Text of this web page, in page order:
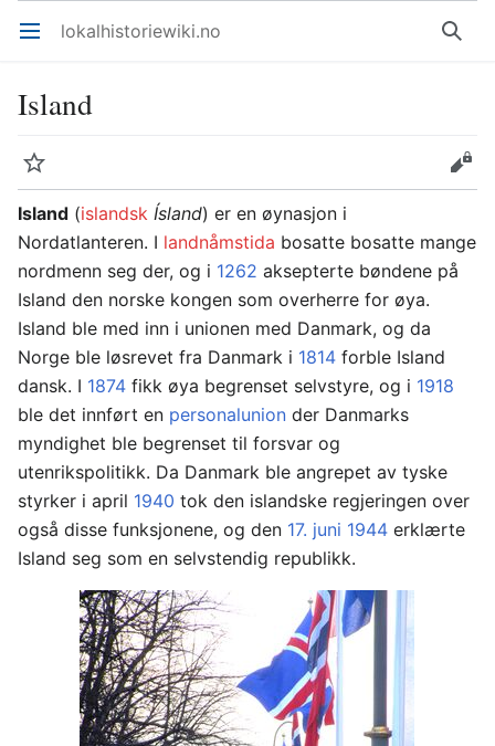
Åpne hovedmenyen lokalhistoriewiki.no Søk
Island
Overvåk
Rediger
Island (islandsk Ísland) er en øynasjon i
Nordatlanteren. I landnåmstida bosatte bosatte mange
nordmenn seg der, og i 1262 aksepterte bøndene på
Island den norske kongen som overherre for øya.
Island ble med inn i unionen med Danmark, og da
Norge ble løsrevet fra Danmark i 1814 forble Island
dansk. I 1874 fikk øya begrenset selvstyre, og i 1918
ble det innført en personalunion der Danmarks
myndighet ble begrenset til forsvar og
utenrikspolitikk. Da Danmark ble angrepet av tyske
styrker i april 1940 tok den islandske regjeringen over
også disse funksjonene, og den 17. juni 1944 erklærte
Island seg som en selvstendig republikk.